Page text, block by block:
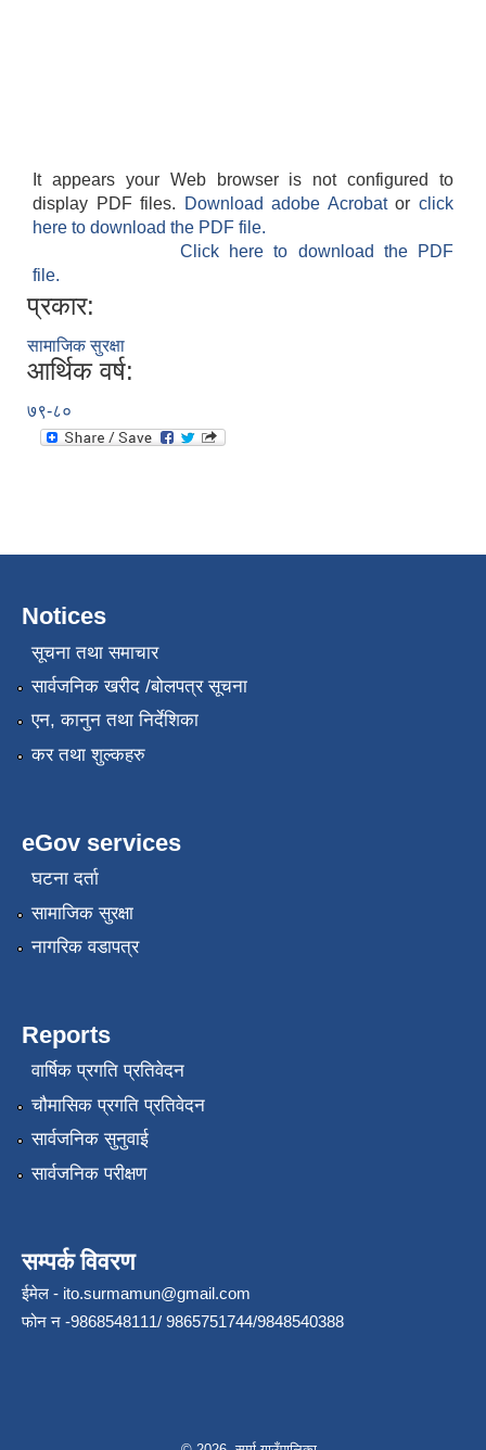
It appears your Web browser is not configured to
display PDF files.
Download adobe Acrobatorclick
here to download the PDF file.
Click here to download the PDF
file.
प्रकार:
सामाजिक सुरक्षा
आर्थिक वर्ष:
७९-८०
Notices
सूचना तथा समाचार
सार्वजनिक खरीद /बोलपत्र सूचना
एन, कानुन तथा निर्देशिका
कर तथा शुल्कहरु
eGov services
घटना दर्ता
सामाजिक सुरक्षा
नागरिक वडापत्र
Reports
वार्षिक प्रगति प्रतिवेदन
चौमासिक प्रगति प्रतिवेदन
सार्वजनिक सुनुवाई
सार्वजनिक परीक्षण
सम्पर्क विवरण
ईमेल - ito.surmamun@gmail.com
फोन न -9868548111/ 9865751744/9848540388